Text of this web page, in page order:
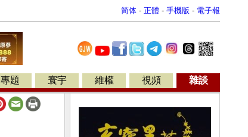
简体 - 正體 - 手機版 - 電子報
專題 寰宇 維權 視頻 雜談